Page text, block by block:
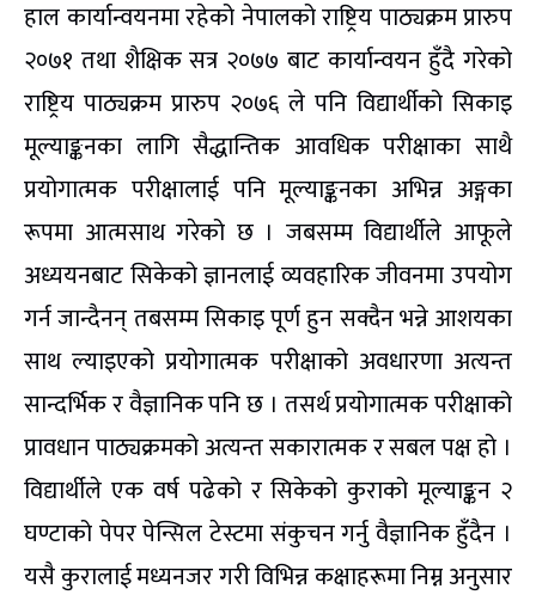
हाल कार्यान्वयनमा रहेको नेपालको राष्ट्रिय पाठ्यक्रम प्रारुप
२०७१ तथा शैक्षिक सत्र २०७७ बाट कार्यान्वयन हुँदै गरेको
राष्ट्रिय पाठ्यक्रम प्रारुप २०७६ ले पनि विद्यार्थीको सिकाइ
मूल्याङ्कनका लागि सैद्धान्तिक आवधिक परीक्षाका साथै
प्रयोगात्मक परीक्षालाई पनि मूल्याङ्कनका अभिन्न अङ्गका
रूपमा आत्मसाथ गरेको छ । जबसम्म विद्यार्थीले आफूले
अध्ययनबाट सिकेको ज्ञानलाई व्यवहारिक जीवनमा उपयोग
गर्न जान्दैनन् तबसम्म सिकाइ पूर्ण हुन सक्दैन भन्ने आशयका
साथ ल्याइएको प्रयोगात्मक परीक्षाको अवधारणा अत्यन्त
सान्दर्भिक र वैज्ञानिक पनि छ । तसर्थ प्रयोगात्मक परीक्षाको
प्रावधान पाठ्यक्रमको अत्यन्त सकारात्मक र सबल पक्ष हो ।
विद्यार्थीले एक वर्ष पढेको र सिकेको कुराको मूल्याङ्कन २
घण्टाको पेपर पेन्सिल टेस्टमा संकुचन गर्नु वैज्ञानिक हुँदैन ।
यसै कुरालाई मध्यनजर गरी विभिन्न कक्षाहरूमा निम्न अनुसार